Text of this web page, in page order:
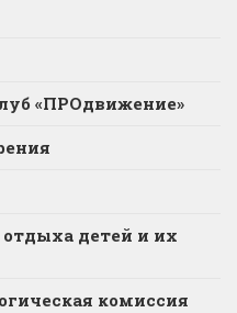
«ПРОдвижение»
отдыха детей и их
комиссия